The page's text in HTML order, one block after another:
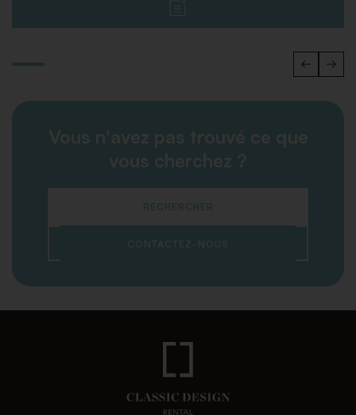
Vous n'avez pas trouvé ce que
vous cherchez ?
RECHERCHER
CONTACTEZ-NOUS